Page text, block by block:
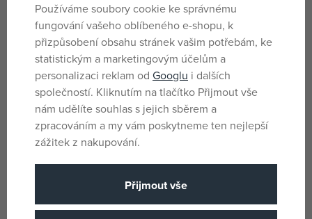
fantazii a hraní rolí.
Vysoce kvalitní provedení:Vyrobeno z odolného
plastu, omyvatelné a navrženo pro dlouhotrvající
zábavu při hraní.
Technické detaily
Věkové doporučení:Od 4 let.
Materiál:Plast.
Používáme soubory cookie ke správnému
fungování vašeho oblíbeného e-shopu, k
přizpůsobení obsahu stránek vašim potřebám, ke
statistickým a marketingovým účelům a
personalizaci reklam od Googlu i dalších
společností. Kliknutím na tlačítko Přijmout vše
nám udělíte souhlas s jejich sběrem a
zpracováním a my vám poskytneme ten nejlepší
zážitek z nakupování.
Přijmout vše